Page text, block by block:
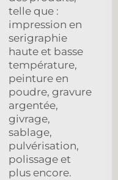
telle que :
impression en
serigraphie
haute et basse
température,
peinture en
poudre, gravure
argentée,
givrage,
sablage,
pulvérisation,
polissage et
plus encore.